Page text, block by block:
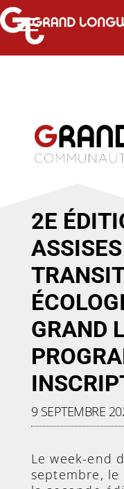
2E
GRAND
9 SEPTEMBRE
Le week-end
septembre, le